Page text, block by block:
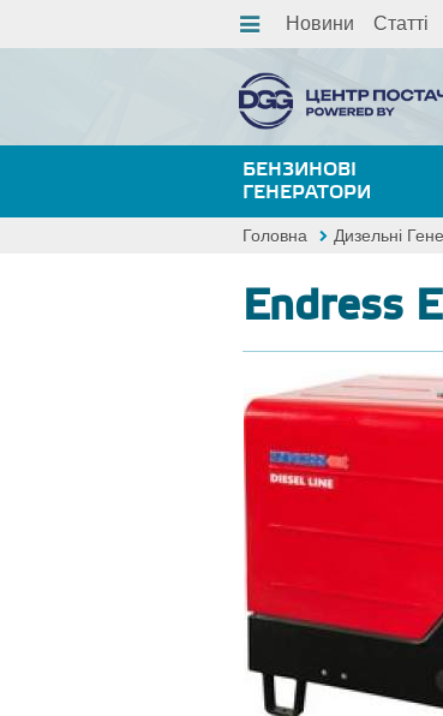
Новини Статті
БЕНЗИНОВІ
ГЕНЕРАТОРИ
Головна Дизельні
Endress